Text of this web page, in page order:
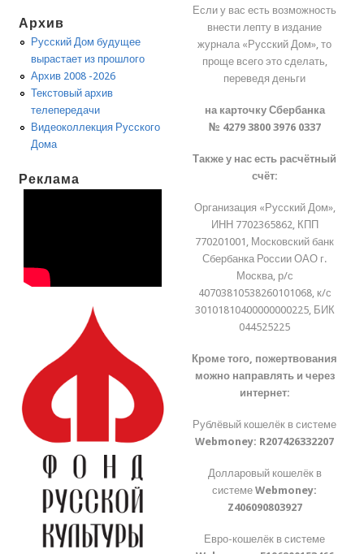
Архив
Русский Дом будущее
вырастает из прошлого
Архив 2008 -2026
Текстовый архив
телепередачи
Видеоколлекция Русского
Дома
Реклама
Если у вас есть возможность
внести лепту в издание
журнала «Русский Дом», то
проще всего это сделать,
переведя деньги
на карточку Сбербанка
№ 4279 3800 3976 0337
Также у нас есть расчётный
счёт:
Организация «Русский Дом»,
ИНН 7702365862, КПП
770201001, Московский банк
Сбербанка России ОАО г.
Москва, р/с
40703810538260101068, к/с
30101810400000000225, БИК
044525225
Кроме того, пожертвования
можно направлять и через
интернет:
Рублёвый кошелёк в системе
Webmoney: R207426332207
Долларовый кошелёк в
системеWebmoney:
Z406090803927
Евро-кошелёк в системе